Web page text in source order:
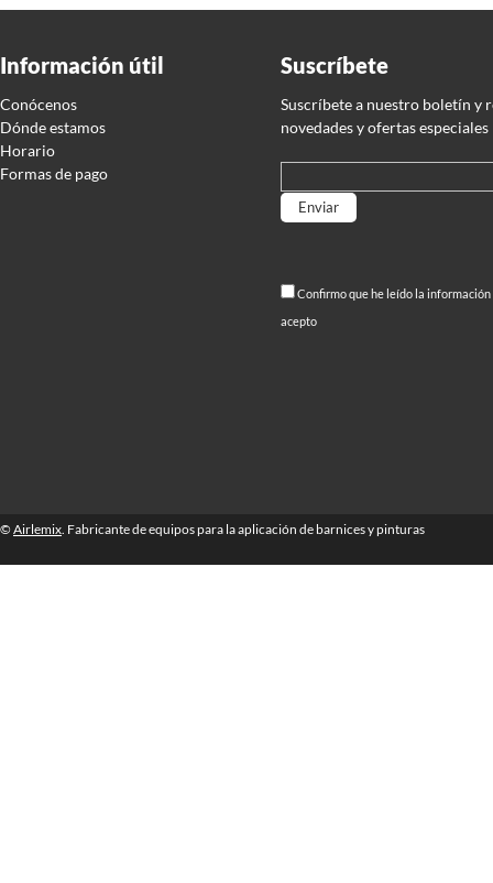
Información útil
Conócenos
Dónde estamos
Horario
Formas de pago
Suscríbete
Suscríbete a nuestro boletín y
novedades y ofertas especiales
Confirmo que he leído la
acepto
© Airlemix . Fabricante de equipos para la aplicación de barnices y pinturas